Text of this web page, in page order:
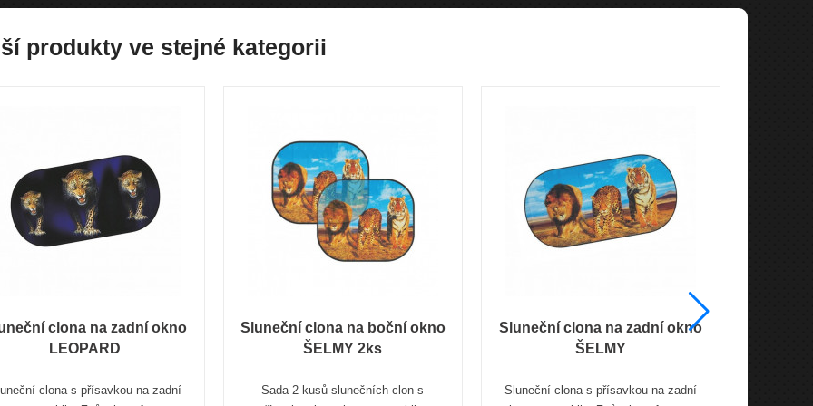
produkty ve stejné kategorii
clona na zadní okno
LEOPARD
clona s přísavkou na zadní
Sluneční clona na boční okno
ŠELMY 2ks
Sada 2 kusů slunečních clon s
Sluneční clona na zadní okno
ŠELMY
Sluneční clona s přísavkou na zadní